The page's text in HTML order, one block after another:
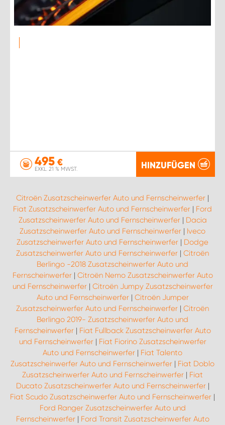
495 €
EXKL. 21 % MWST. HINZUFÜGEN
Citroën Zusatzscheinwerfer Auto und Fernscheinwerfer |
Fiat Zusatzscheinwerfer Auto und Fernscheinwerfer | Ford
Zusatzscheinwerfer Auto und Fernscheinwerfer| Dacia
Zusatzscheinwerfer Auto und Fernscheinwerfer | Iveco
Zusatzscheinwerfer Auto und Fernscheinwerfer | Dodge
Zusatzscheinwerfer Auto und Fernscheinwerfer | Citroën
Berlingo -2018 Zusatzscheinwerfer Auto und
Fernscheinwerfer| Citroën Nemo Zusatzscheinwerfer Auto
und Fernscheinwerfer| Citroën Jumpy Zusatzscheinwerfer
Auto und Fernscheinwerfer| Citroën Jumper
Zusatzscheinwerfer Auto und Fernscheinwerfer | Citroën
Berlingo 2019- Zusatzscheinwerfer Auto und
Fernscheinwerfer| Fiat Fullback Zusatzscheinwerfer Auto
und Fernscheinwerfer| Fiat Fiorino Zusatzscheinwerfer
Auto und Fernscheinwerfer | Fiat Talento
Zusatzscheinwerfer Auto und Fernscheinwerfer | Fiat Doblo
Zusatzscheinwerfer Auto und Fernscheinwerfer | Fiat
Ducato Zusatzscheinwerfer Auto und Fernscheinwerfer|
Fiat Scudo Zusatzscheinwerfer Auto und Fernscheinwerfer |
Ford Ranger Zusatzscheinwerfer Auto und
Fernscheinwerfer| Ford Transit Zusatzscheinwerfer Auto